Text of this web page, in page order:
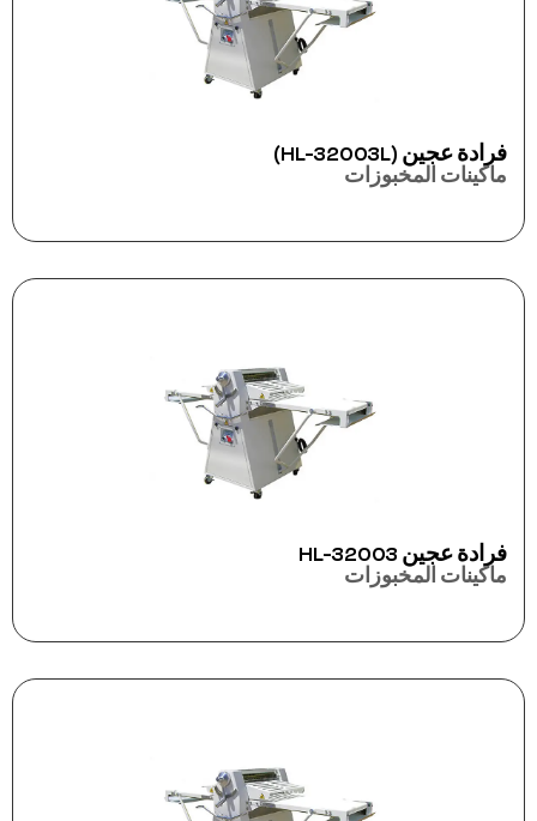
فرادة عجين (HL-32003L)
ماكينات المخبوزات
فرادة عجين HL-32003
ماكينات المخبوزات